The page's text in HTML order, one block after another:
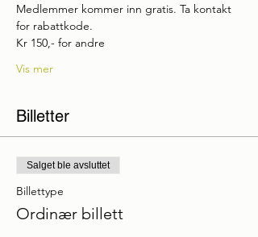
Medlemmer kommer inn gratis. Ta kontakt
for rabattkode.
Kr 150,- for andre
Vis mer
Billetter
Salget ble avsluttet
Billettype
Ordinær billett